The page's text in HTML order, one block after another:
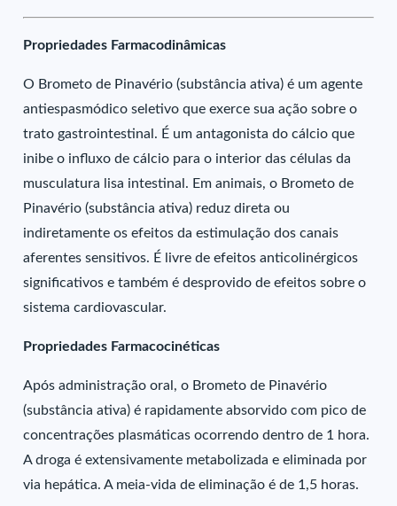
Propriedades Farmacodinâmicas
O Brometo de Pinavério (substância ativa) é um agente
antiespasmódico seletivo que exerce sua ação sobre o
trato gastrointestinal. É um antagonista do cálcio que
inibe o influxo de cálcio para o interior das células da
musculatura lisa intestinal. Em animais, o Brometo de
Pinavério (substância ativa) reduz direta ou
indiretamente os efeitos da estimulação dos canais
aferentes sensitivos. É livre de efeitos anticolinérgicos
significativos e também é desprovido de efeitos sobre o
sistema cardiovascular.
Propriedades Farmacocinéticas
Após administração oral, o Brometo de Pinavério
(substância ativa) é rapidamente absorvido com pico de
concentrações plasmáticas ocorrendo dentro de 1 hora.
A droga é extensivamente metabolizada e eliminada por
via hepática. A meia-vida de eliminação é de 1,5 horas.